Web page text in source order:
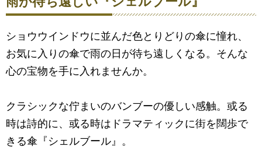
ショウウインドウに並んだ色とりどりの傘に憧れ、
お気に入りの傘で雨の日が待ち遠しくなる。そんな
心の宝物を手に入れませんか。
クラシックな佇まいのバンブーの優しい感触。或る
時は詩的に、或る時はドラマティックに街を闊歩で
きる傘『シェルブール』。